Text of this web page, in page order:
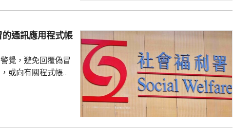
通訊應用程式帳
覺，避免回覆偽冒
或向有關程式帳戶
的個人資料。社署